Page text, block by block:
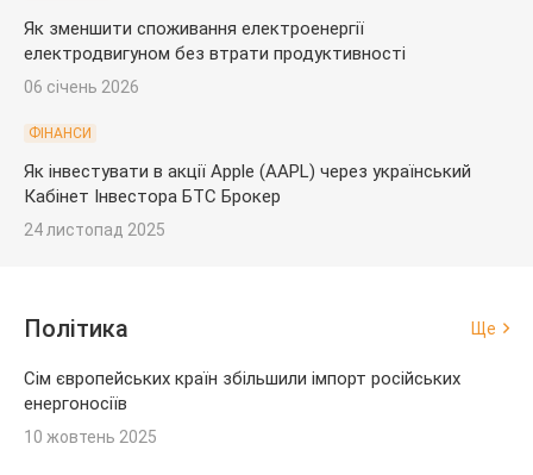
Як зменшити споживання електроенергії
електродвигуном без втрати продуктивності
06 січень 2026
ФІНАНСИ
Як інвестувати в акції Apple (AAPL) через український
Кабінет Інвестора БТС Брокер
24 листопад 2025
Політика Ще
Сім європейських країн збільшили імпорт російських
енергоносіїв
10 жовтень 2025